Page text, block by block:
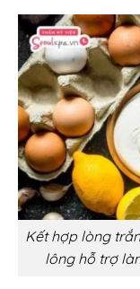
Kết hợp lòng
lông hỗ trợ